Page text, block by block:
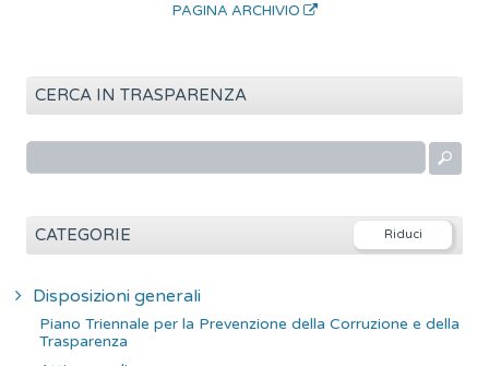
PAGINA ARCHIVIO
CERCA IN TRASPARENZA
r
CATEGORIE
Disposizioni generali
Piano Triennale per la Prevenzione della Corruzione e della
Trasparenza